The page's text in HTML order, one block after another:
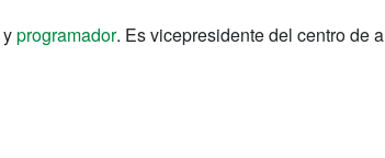
yprogramador. Es vicepresidente del centro de